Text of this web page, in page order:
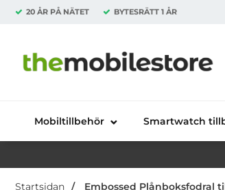
20 ÅR PÅ NÄTET BYTESRÄTT 1 ÅR
Startsidan för
Mobiltillbehör Smartwatch
Startsidan Embossed Plånboksfodral